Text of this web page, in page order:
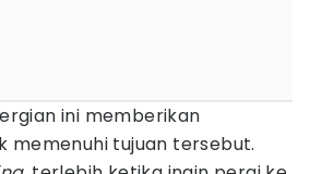
ini memberikan
memenuhi tujuan tersebut.